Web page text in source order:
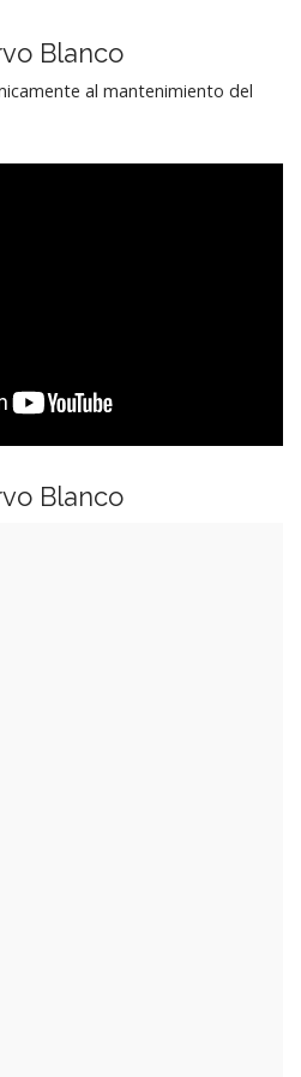
Blanco
al mantenimiento del
Blanco